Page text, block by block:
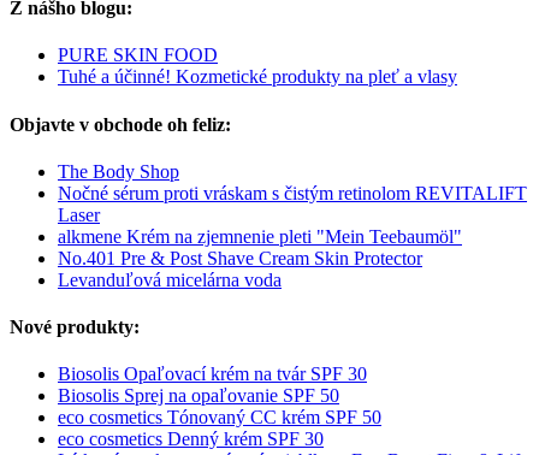
Z nášho blogu:
PURE SKIN FOOD
Tuhé a účinné! Kozmetické produkty na pleť a vlasy
Objavte v obchode oh feliz:
The Body Shop
Nočné sérum proti vráskam s čistým retinolom REVITALIFT
Laser
alkmene Krém na zjemnenie pleti "Mein Teebaumöl"
No.401 Pre & Post Shave Cream Skin Protector
Levanduľová micelárna voda
Nové produkty:
Biosolis Opaľovací krém na tvár SPF 30
Biosolis Sprej na opaľovanie SPF 50
eco cosmetics Tónovaný CC krém SPF 50
eco cosmetics Denný krém SPF 30